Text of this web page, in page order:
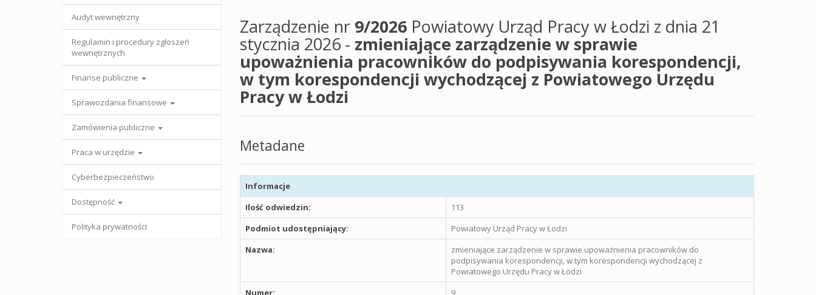
Audyt wewnętrzny
Regulamin i procedury zgłoszeń
wewnętrznych
Finanse publiczne
Sprawozdania finansowe
Zamówienia publiczne
Praca w urzędzie
Cyberbezpieczeństwo
Dostępność
Polityka prywatności
Zarządzenie nr 9/2026Powiatowy Urząd Pracy w Łodzi z dnia 21
stycznia 2026 - zmieniające zarządzenie w sprawie
upoważnienia pracowników do podpisywania korespondencji,
w tym korespondencji wychodzącej z Powiatowego Urzędu
Pracy w Łodzi
Metadane
Informacje
Ilość odwiedzin:
113
Podmiot udostępniający:
Powiatowy Urząd Pracy w Łodzi
Nazwa:
zmieniające zarządzenie w sprawie upoważnienia pracowników do
podpisywania korespondencji, w tym korespondencji wychodzącej z
Powiatowego Urzędu Pracy w Łodzi
Numer:
9